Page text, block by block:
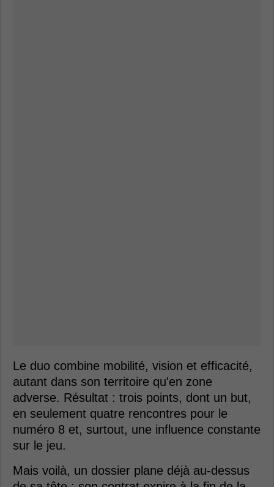
Le duo combine mobilité, vision et efficacité,
autant dans son territoire qu'en zone
adverse. Résultat : trois points, dont un but,
en seulement quatre rencontres pour le
numéro 8 et, surtout, une influence constante
sur le jeu.
Mais voilà, un dossier plane déjà au-dessus